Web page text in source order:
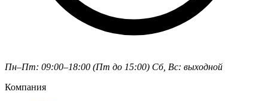
Пн–Пт: 09:00–18:00 (Пт до 15:00) Сб, Вс: выходной
Компания